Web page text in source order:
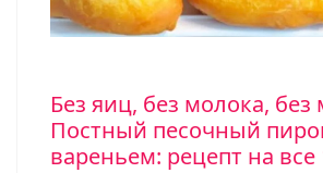
Без яиц, без молока, без
Постный песочный
вареньем: рецепт на все